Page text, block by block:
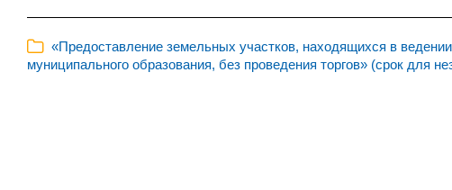
«Предоставление земельных участков, находящихся в
муниципального образования, без проведения торгов» (срок для